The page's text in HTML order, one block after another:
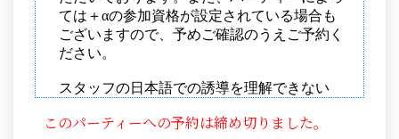
このパーティーへの予約は締め切りました。